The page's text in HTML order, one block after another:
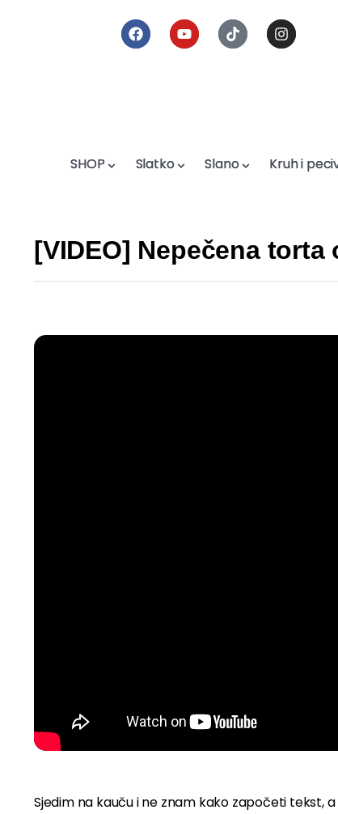
SHOP Slatko Slano Kruh i
SHOP Slatko Slano Kruh i
[VIDEO] Nepečena
Sjedim na kauču i ne znam kako započeti tekst,